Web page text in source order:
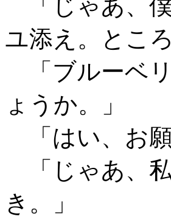
「じゃあ、
ユ添え。とこ
「ブルーベ
ょうか。」
「はい、お
「じゃあ、
き。」